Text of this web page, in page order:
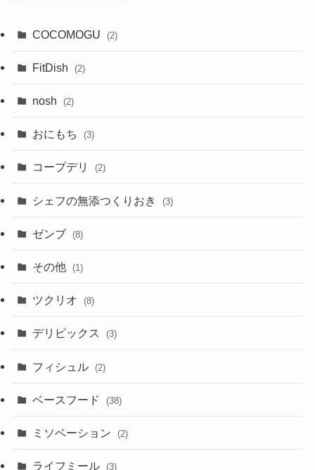
COCOMOGU (2)
FitDish (2)
nosh (2)
おにもち (3)
コープデリ (2)
シェフの無添つくりおき (3)
ゼンブ (8)
その他 (1)
ツクリオ (8)
デリピックス (3)
フィシュル (2)
ベースフード (38)
ミソベーション (2)
ライフミール (3)